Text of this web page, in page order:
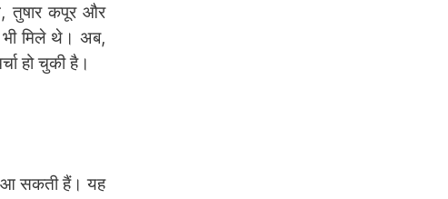
तुषार कपूर और
भी मिले थे। अब,
हो चुकी है।
आ सकती हैं। यह